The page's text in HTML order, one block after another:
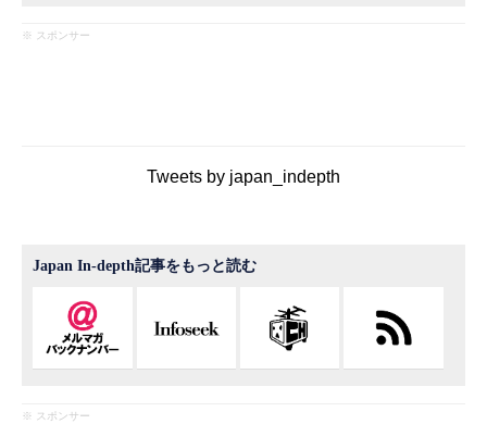
※ スポンサー
Tweets by japan_indepth
Japan In-depth記事をもっと読む
※ スポンサー